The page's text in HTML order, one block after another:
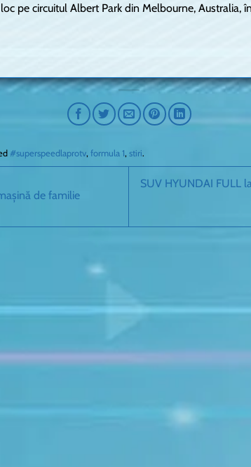
pe circuitul Albert Park din Melbourne, Australia,
#superspeedlaprotv, formula 1, stiri.
de familie
SUV HYUNDAI FULL